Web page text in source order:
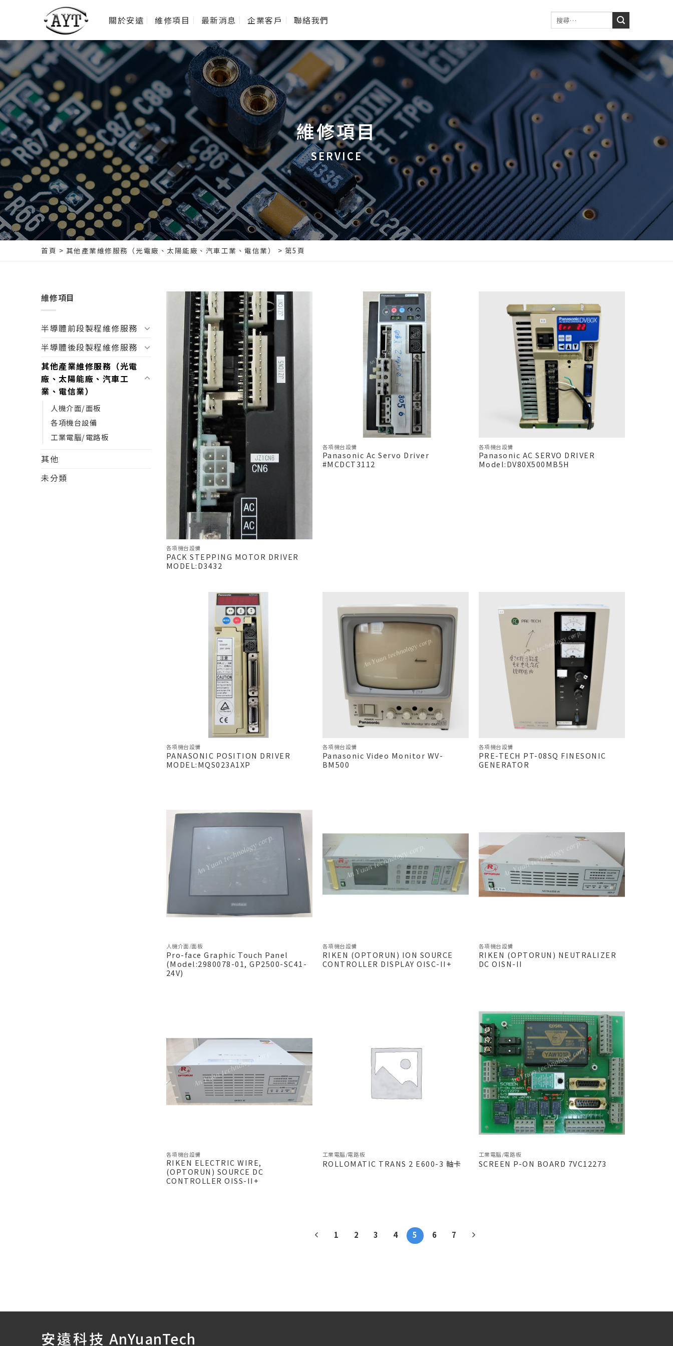
關於安遠 維修項目 最新消息 企業客戶 聯絡我們
維修項目
SERVICE
首頁 > 其他產業維修服務（光電廠、太陽能廠、汽車工業、電信業） > 第5頁
維修項目
半導體前段製程維修服務
半導體後段製程維修服務
其他產業維修服務（光電
廠、太陽能廠、汽車工
業、電信業）
人機介面/面板
各項機台設備
工業電腦/電路板
其他
未分類
各項機台設備
PACK STEPPING MOTOR DRIVER
MODEL:D3432
各項機台設備
Panasonic Ac Servo Driver
#MCDCT3112
各項機台設備
Panasonic AC SERVO DRIVER
Model:DV80X500MB5H
各項機台設備
PANASONIC POSITION DRIVER
MODEL:MQS023A1XP
各項機台設備
Panasonic Video Monitor WV-
BM500
各項機台設備
PRE-TECH PT-08SQ FINESONIC
GENERATOR
人機介面/面板
Pro-face Graphic Touch Panel
(Model:2980078-01, GP2500-SC41-
24V)
各項機台設備
RIKEN (OPTORUN) ION SOURCE
CONTROLLER DISPLAY OISC-II+
各項機台設備
RIKEN (OPTORUN) NEUTRALIZER
DC OISN-II
各項機台設備
RIKEN ELECTRIC WIRE,
(OPTORUN) SOURCE DC
CONTROLLER OISS-II+
工業電腦/電路板
ROLLOMATIC TRANS 2 E600-3 軸卡
工業電腦/電路板
SCREEN P-ON BOARD 7VC12273
1 2 3 4 5 6 7
安遠科技 AnYuanTech